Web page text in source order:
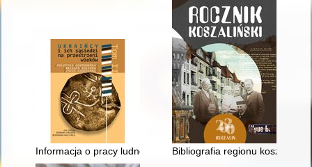
Informacja o pracy ludności ukraińskiej zamieszkałej na
Bibliografia regionu